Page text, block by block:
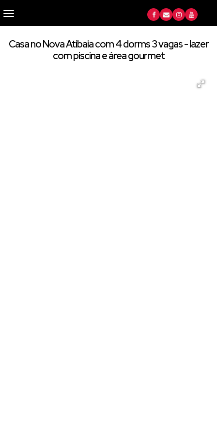
Casa no Nova Atibaia com 4 dorms 3 vagas - lazer
com piscina e área gourmet